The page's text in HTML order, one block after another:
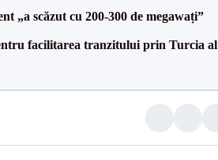
„a scăzut cu 200-300 de megawați”
facilitarea tranzitului prin Turcia al